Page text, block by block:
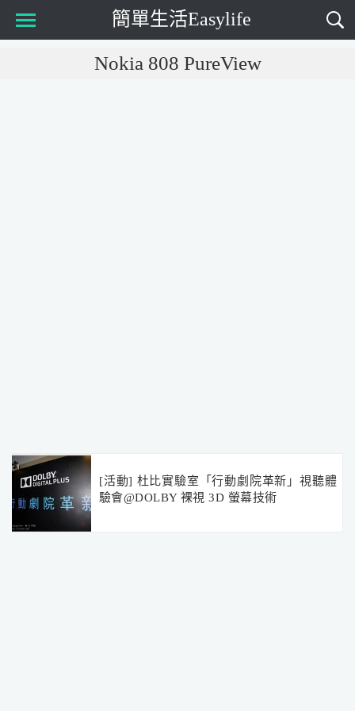
簡單生活Easylife
Main MenuNokia 808 PureView
[活動] 杜比實驗室「行動劇院革新」視聽體
驗會@DOLBY 裸視 3D 螢幕技術